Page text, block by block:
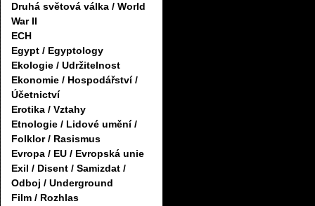
Druhá světová válka / World
War II
ECH
Egypt / Egyptology
Ekologie / Udržitelnost
Ekonomie / Hospodářství /
Účetnictví
Erotika / Vztahy
Etnologie / Lidové umění /
Folklor / Rasismus
Evropa / EU / Evropská unie
Exil / Disent / Samizdat /
Odboj / Underground
Film / Rozhlas